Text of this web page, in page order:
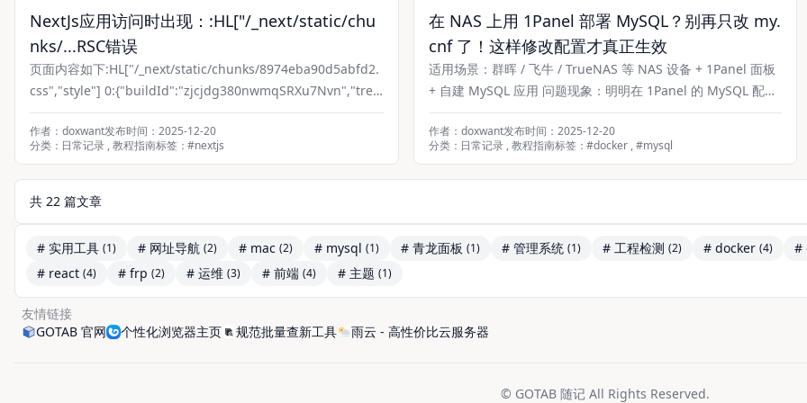
NextJs应用访问时出现：:HL["/_next/static/chu
nks/...RSC错误
页面内容如下:HL["/_next/static/chunks/8974eba90d5abfd2.
css","style"] 0:{"buildId":"zjcjdg380nwmqSRXu7Nvn","tre
e":{"name":"","paramType":null,"paramKey":"","
作者：doxwant发布时间：2025-12-20
分类： 日常记录 ,教程指南标签：#nextjs
在 NAS 上用 1Panel 部署 MySQL？别再只改 my.
cnf 了！这样修改配置才真正生效
适用场景：群晖 / 飞牛 / TrueNAS 等 NAS 设备 + 1Panel 面板
+ 自建 MySQL 应用 问题现象：明明在 1Panel 的 MySQL 配置
文件中加了 skip_name_resolve=ON，但日志仍疯狂报 DNS 警
告；max_connect_errors
作者：doxwant发布时间：2025-12-20
分类： 日常记录 ,教程指南标签：#docker ,#mysql
共 22 篇文章
# 实用工具 (1) # 网址导航 (2) # mac (2) # mysql (1) # 青龙面板 (1) # 管理系统 (1) # 工程检测 (2) # docker (4)
#
# react (4) # frp (2) # 运维 (3) # 前端 (4) # 主题 (1)
友情链接
GOTAB 官网
个性化浏览器主页 规范批量查新工具 雨云 - 高性价比云服务器
© GOTAB 随记 All Rights Reserved.